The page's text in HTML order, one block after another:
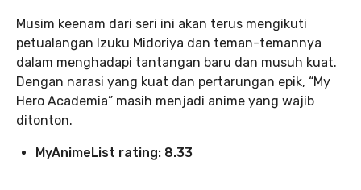
Musim keenam dari seri ini akan terus mengikuti
petualangan Izuku Midoriya dan teman-temannya
dalam menghadapi tantangan baru dan musuh kuat.
Dengan narasi yang kuat dan pertarungan epik, “My
Hero Academia” masih menjadi anime yang wajib
ditonton.
MyAnimeList rating: 8.33